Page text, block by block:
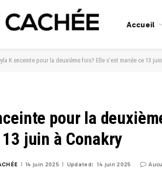
Accueil
K enceinte pour la deuxième fois? Elle s’est mariée ce 13
pour la
juin à Conakry
14 juin 2025 Updated: 14 juin 2025